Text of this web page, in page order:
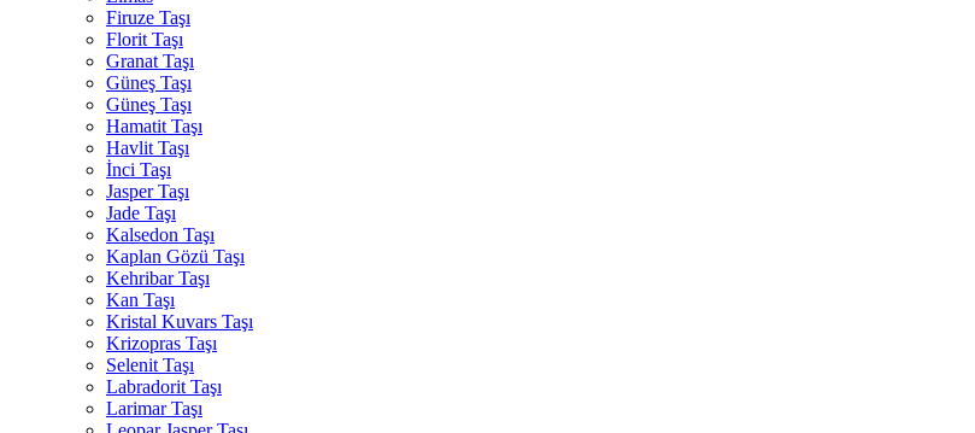
Firuze Taşı
Florit Taşı
Granat Taşı
Güneş Taşı
Güneş Taşı
Hamatit Taşı
Havlit Taşı
İnci Taşı
Jasper Taşı
Jade Taşı
Kalsedon Taşı
Kaplan Gözü Taşı
Kehribar Taşı
Kan Taşı
Kristal Kuvars Taşı
Krizopras Taşı
Selenit Taşı
Labradorit Taşı
Larimar Taşı